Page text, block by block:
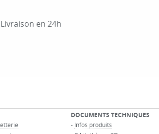
Livraison en 24h
DOCUMENTS TECHNIQUES
- Infos produits